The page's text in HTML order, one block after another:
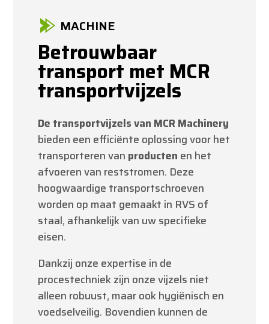
MACHINE
Betrouwbaar
transport met MCR
transportvijzels
De transportvijzels van MCR Machinery
bieden een efficiënte oplossing voor het
transporteren van producten en het
afvoeren van reststromen. Deze
hoogwaardige transportschroeven
worden op maat gemaakt in RVS of
staal, afhankelijk van uw specifieke
eisen.
Dankzij onze expertise in de
procestechniek zijn onze vijzels niet
alleen robuust, maar ook hygiënisch en
voedselveilig. Bovendien kunnen de